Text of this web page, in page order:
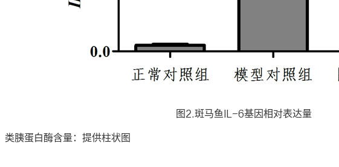
图2.斑马鱼IL-6基因相对表达量
类胰蛋白酶含量：提供柱状图